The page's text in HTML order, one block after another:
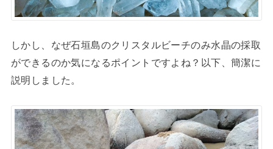
しかし、なぜ石垣島のクリスタルビーチのみ水晶の採取
ができるのか気になるポイントですよね？以下、簡潔に
説明しました。